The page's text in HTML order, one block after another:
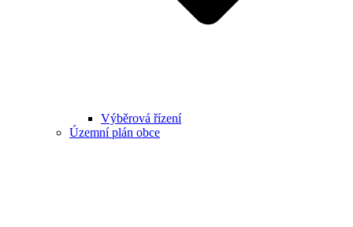
Výběrová řízení
Územní plán obce